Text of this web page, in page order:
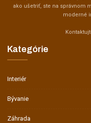
ako ušetriť, ste na správnom
moderné
Kategórie
Interiér
Bývanie
Záhrada